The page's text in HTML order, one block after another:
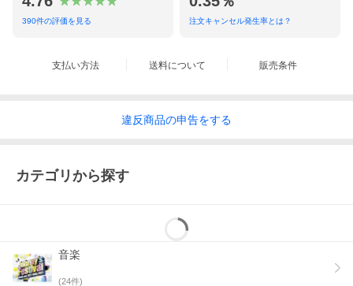
390件の評価を見る 注文キャンセル発生率とは？
支払い方法 送料について 販売条件
違反商品の申告をする
カテゴリから探す
音楽
(24件)